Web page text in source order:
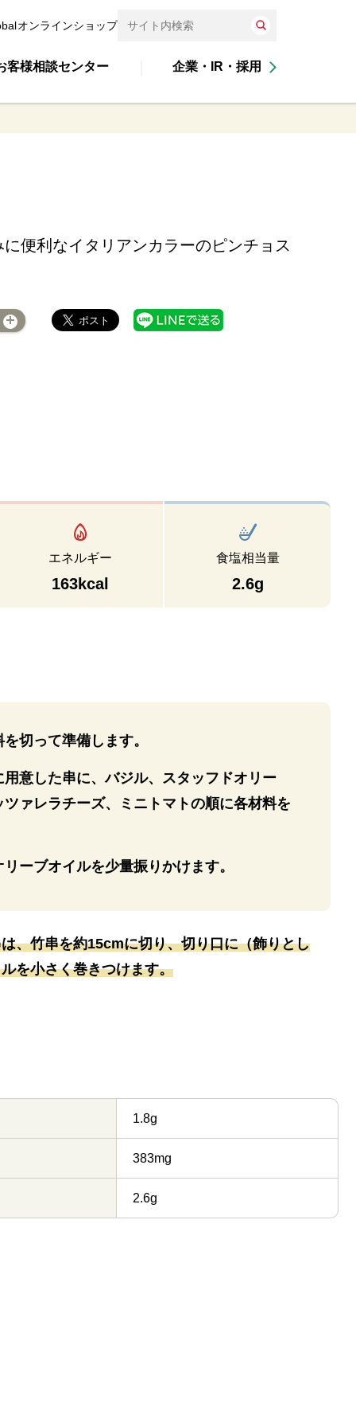
オンラインショップ
客様相談センター 企業・IR・採用
便利なイタリアンカラーのピンチョス
エネルギー
163kcal
食塩相当量
2.6g
切って準備します。
用意した串に、バジル、スタッフドオリー
ァレラチーズ、ミニトマトの順に各材料を
リーブオイルを少量振りかけます。
、竹串を約15cmに切り、切り口に（飾りとし
を小さく巻きつけます。
1.8g
383mg
2.6g